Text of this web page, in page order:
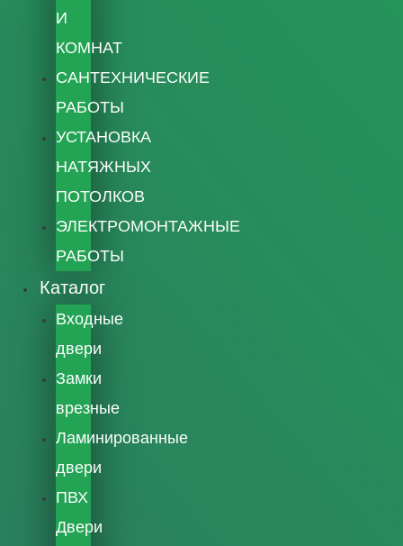
И
КОМНАТ
САНТЕХНИЧЕСКИЕ
РАБОТЫ
УСТАНОВКА
НАТЯЖНЫХ
ПОТОЛКОВ
ЭЛЕКТРОМОНТАЖНЫЕ
РАБОТЫ
Каталог
Входные
двери
Замки
врезные
Ламинированные
двери
ПВХ
Двери